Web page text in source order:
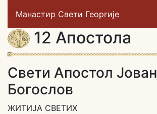
Манастир Свети Георгије
12 Апостола
Свети Апостол Јован
Богослов
ЖИТИЈА СВЕТИХ